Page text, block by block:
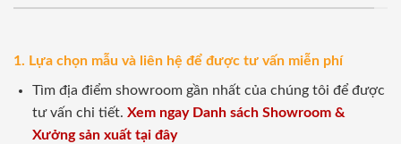
1. Lựa chọn mẫu và liên hệ để được tư vấn miễn phí
Tìm địa điểm showroom gần nhất của chúng tôi để được
tư vấn chi tiết. Xem ngay Danh sách Showroom &
Xưởng sản xuất tại đây